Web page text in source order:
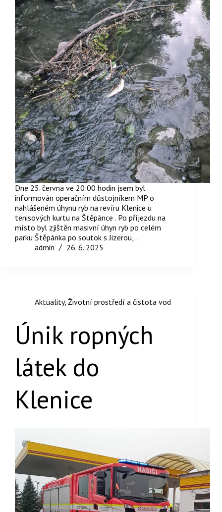
Dne 25. června ve 20:00 hodin jsem byl
informován operačním důstojníkem MP o
nahlášeném úhynu ryb na revíru Klenice u
tenisových kurtu na Štěpánce . Po příjezdu na
místo byl zjištěn masivní úhyn ryb po celém
parku Štěpánka po soutok s Jizerou,…
admin
26. 6. 2025
Aktuality, Životní prostředí a čistota vod
Únik ropných
látek do
Klenice